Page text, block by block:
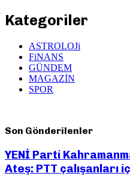
Kategoriler
ASTROLOJi
FiNANS
GÜNDEM
MAGAZİN
SPOR
Son Gönderilenler
YENİ Parti
Ateş: PTT çalışanları